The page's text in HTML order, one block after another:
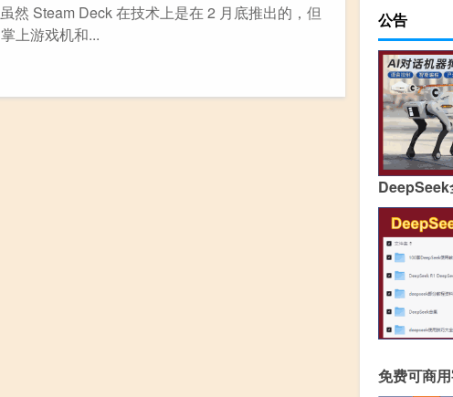
然 Steam Deck 在技术上是在 2 月底推出的，但
上游戏机和...
公告
DeepSeek
免费可商